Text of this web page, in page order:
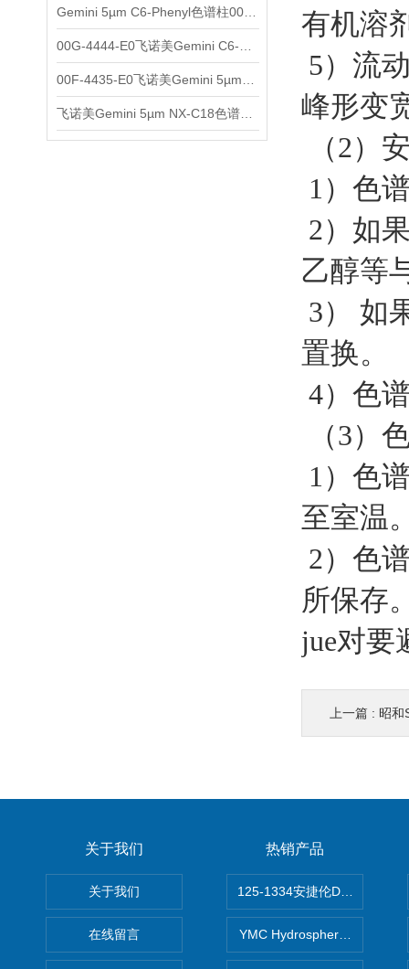
有机溶
5）流
峰形变
（2）
1）色
2）如
乙醇等
3） 如
置换。
4）色
（3）
1）色
至室温
2）色
所保存
jue对要
上一篇 : 昭和
关于我们
关于我们
在线留言
热销产品
125-1334安捷伦DB-624色谱
YMC Hydrosphere C18亲水